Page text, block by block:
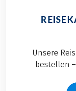
Unsere
bestellen